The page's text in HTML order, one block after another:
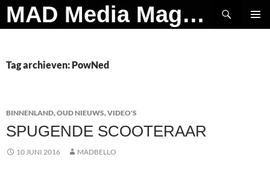
Ga
naar
MAD Media Magazine
Zoeken
Tag archieven: PowNed
BINNENLAND,OUD NIEUWS,VIDEO'S
SPUGENDE SCOOTERAAR
10 JUNI 2016 MADBELLO